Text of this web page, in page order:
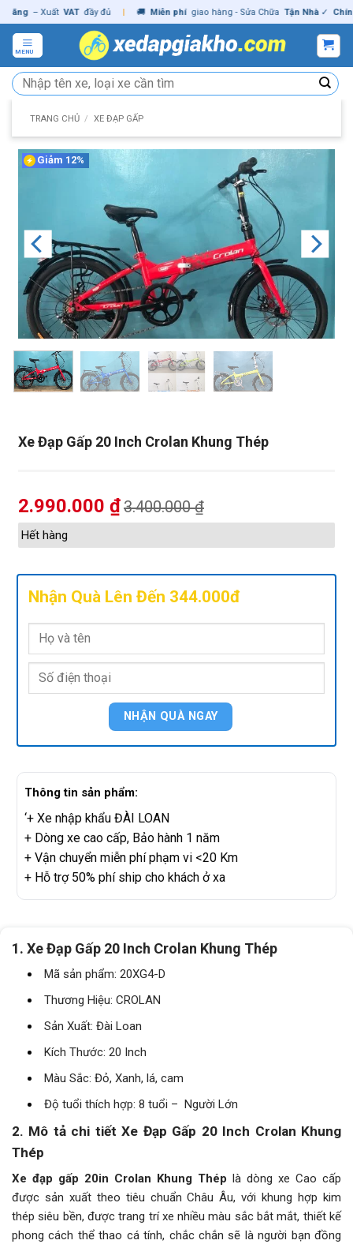
Skip
to
content
– Xuất VAT đầy đủ | 🚚 Miễn phí giao hàng - Sửa Chữa Tận Nhà ✓ Chính
MENU
Tìm
kiếm:
TRANG CHỦ / XE ĐẠP GẤP
Xe Đạp Gấp 20 Inch Crolan Khung Thép
Giảm 12%
2.990.000 ₫3.400.000₫
Hết hàng
Nhận Quà Lên Đến 344.000đ
Thông tin sản phẩm:
‘+ Xe nhập khẩu ĐÀI LOAN
+ Dòng xe cao cấp, Bảo hành 1 năm
+ Vận chuyển miễn phí phạm vi <20 Km
+ Hỗ trợ 50% phí ship cho khách ở xa
1. Xe Đạp Gấp 20 Inch Crolan Khung Thép
Mã sản phẩm: 20XG4-D
Thương Hiệu: CROLAN
Sản Xuất: Đài Loan
Kích Thước: 20 Inch
Màu Sắc: Đỏ, Xanh, lá, cam
Độ tuổi thích hợp: 8 tuổi – Người Lớn
2. Mô tả chi tiết Xe Đạp Gấp 20 Inch Crolan Khung
Thép
Xe đạp gấp 20in Crolan Khung Thép là dòng xe Cao cấp
được sản xuất theo tiêu chuẩn Châu Âu, với khung hợp kim
thép siêu bền, được trang trí xe nhiều màu sắc bắt mắt, thiết kế
phong cách thể thao cá tính, chắc chắn sẽ là người bạn đồng